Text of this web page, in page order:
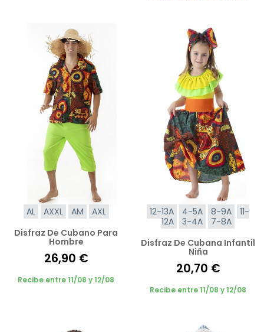
AL AXXL AM
AXL
Disfraz De Cubano Para
Hombre
26,90 €
Recibe entre 11/08 y 12/08
12-13A 4-5A 8-9A
11-
12A
3-4A
7-8A
Disfraz De Cubana Infantil
Niña
20,70 €
Recibe entre 11/08 y 12/08